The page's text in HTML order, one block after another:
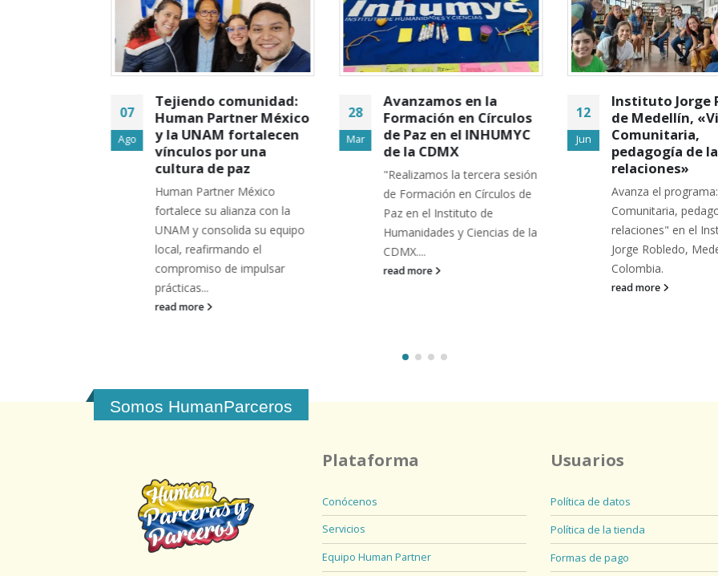
Ago
Tejiendo comunidad:
Human Partner México
y la UNAM fortalecen
vínculos por una
cultura de paz
Human Partner México
fortalece su alianza con la
UNAM y consolida su equipo
local, reafirmando el
compromiso de impulsar
prácticas...
read more
Mar
Avanzamos en la
Formación en Círculos
de Paz en el INHUMYC
de la CDMX
"Realizamos la tercera sesión
de Formación en Círculos de
Paz en el Instituto de
Humanidades y Ciencias de la
CDMX....
read more
Instituto Jorge
de Medellín, «Vida
Comunitaria,
pedagogía de las
relaciones»
Avanza el programa:
Comunitaria,
relaciones" en el
Jorge Robledo,
Colombia.
read more
Somos HumanParceros
Plataforma
Conócenos
Servicios
Equipo Human Partner
Usuarios
Política de datos
Política de la tienda
Formas de pago